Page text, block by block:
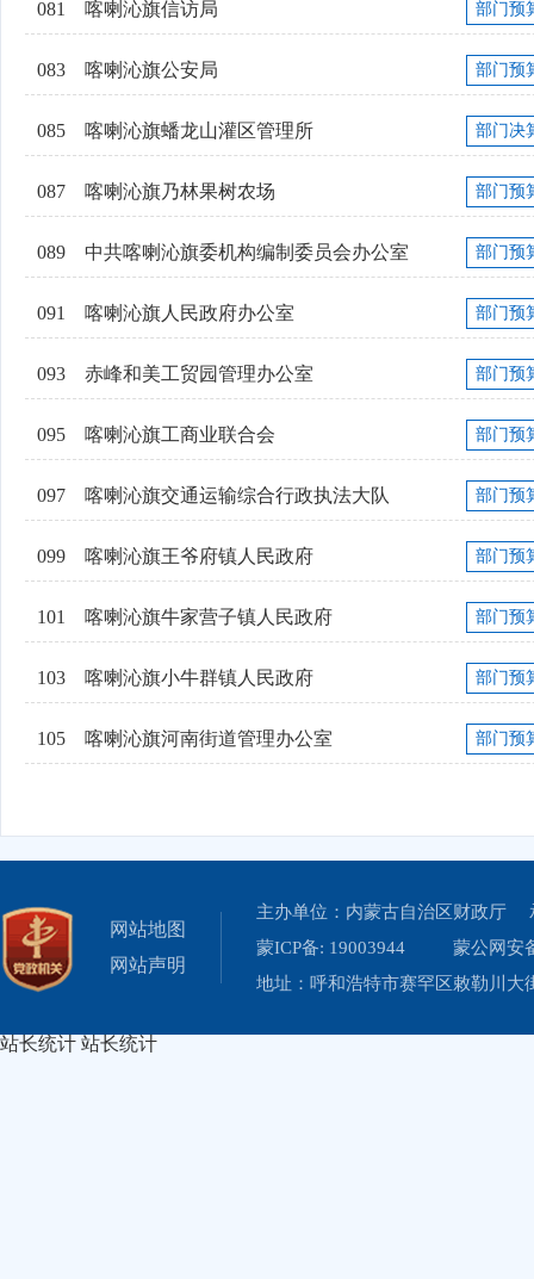
081 喀喇沁旗信访局 部门预
083 喀喇沁旗公安局 部门预
085 喀喇沁旗蟠龙山灌区管理所 部门决
087 喀喇沁旗乃林果树农场 部门预
089 中共喀喇沁旗委机构编制委员会办公室 部门预
091 喀喇沁旗人民政府办公室 部门预
093 赤峰和美工贸园管理办公室 部门预
095 喀喇沁旗工商业联合会 部门预
097 喀喇沁旗交通运输综合行政执法大队 部门预
099 喀喇沁旗王爷府镇人民政府 部门预
101 喀喇沁旗牛家营子镇人民政府 部门预
103 喀喇沁旗小牛群镇人民政府 部门预
105 喀喇沁旗河南街道管理办公室 部门预
网站地图
网站声明
主办单位：内蒙古自治区财政厅
蒙ICP备: 19003944
蒙公网安
地址：呼和浩特市赛罕区敕勒川
站长统计 站长统计